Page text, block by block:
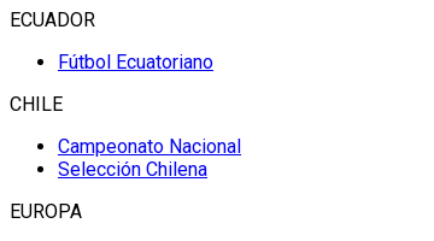
ECUADOR
Fútbol Ecuatoriano
CHILE
Campeonato Nacional
Selección Chilena
EUROPA